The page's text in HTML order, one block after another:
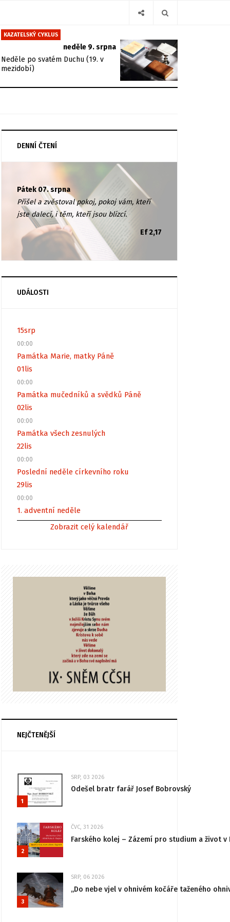
KAZATELSKÝ CYKLUS
neděle 9. srpna
Neděle po svatém Duchu (19. v
mezidobí)
DENNÍ ČTENÍ
Pátek 07. srpna
Přišel a zvěstoval pokoj, pokoj vám, kteří
jste dalecí, i těm, kteří jsou blízcí.
Ef 2,17
UDÁLOSTI
15srp
00:00
Památka Marie, matky Páně
01lis
00:00
Památka mučedníků a svědků Páně
02lis
00:00
Památka všech zesnulých
22lis
00:00
Poslední neděle církevního roku
29lis
00:00
1. adventní neděle
Zobrazit celý kalendář
NEJČTENĚJŠÍ
1
SRP, 03 2026
Odešel bratr farář Josef Bobrovský
2
ČVC, 31 2026
Farského kolej – Zázemí pro studium a život v
3
SRP, 06 2026
„Do nebe vjel v ohnivém kočáře taženého